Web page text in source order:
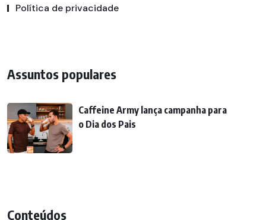
Política de privacidade
Assuntos populares
Caffeine Army lança campanha para
o Dia dos Pais
Conteúdos